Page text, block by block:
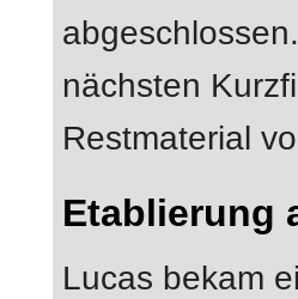
nächsten
Restmaterial
Etablierung
Lucas bekam